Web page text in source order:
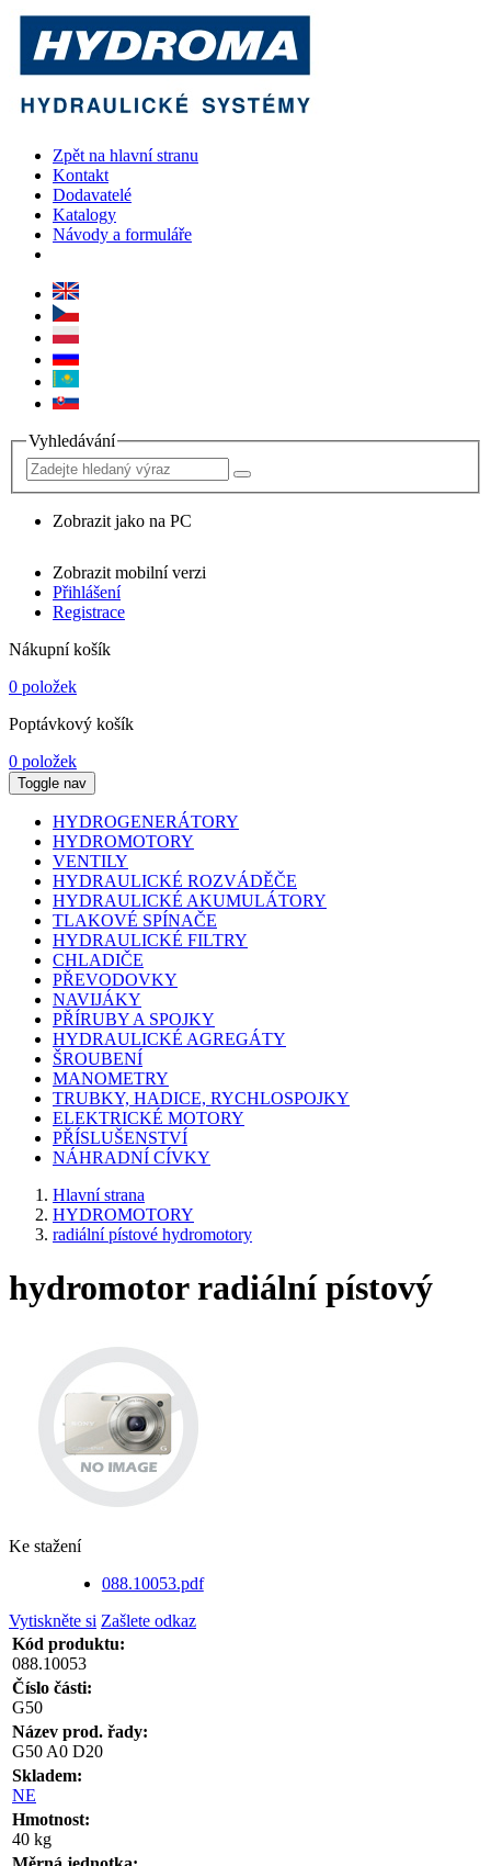
Zpět na hlavní stranu
Kontakt
Dodavatelé
Katalogy
Návody a formuláře
Vyhledávání
Zobrazit jako na PC
Zobrazit mobilní verzi
Přihlášení
Registrace
Nákupní košík
0 položek
Poptávkový košík
0 položek
Toggle nav
HYDROGENERÁTORY
HYDROMOTORY
VENTILY
HYDRAULICKÉ ROZVÁDĚČE
HYDRAULICKÉ AKUMULÁTORY
TLAKOVÉ SPÍNAČE
HYDRAULICKÉ FILTRY
CHLADIČE
PŘEVODOVKY
NAVIJÁKY
PŘÍRUBY A SPOJKY
HYDRAULICKÉ AGREGÁTY
ŠROUBENÍ
MANOMETRY
TRUBKY, HADICE, RYCHLOSPOJKY
ELEKTRICKÉ MOTORY
PŘÍSLUŠENSTVÍ
NÁHRADNÍ CÍVKY
Hlavní strana
HYDROMOTORY
radiální pístové hydromotory
hydromotor radiální pístový
Ke stažení
088.10053.pdf
Vytiskněte si Zašlete odkaz
Kód produktu:
088.10053
Číslo části:
G50
Název prod. řady:
G50 A0 D20
Skladem:
NE
Hmotnost:
40 kg